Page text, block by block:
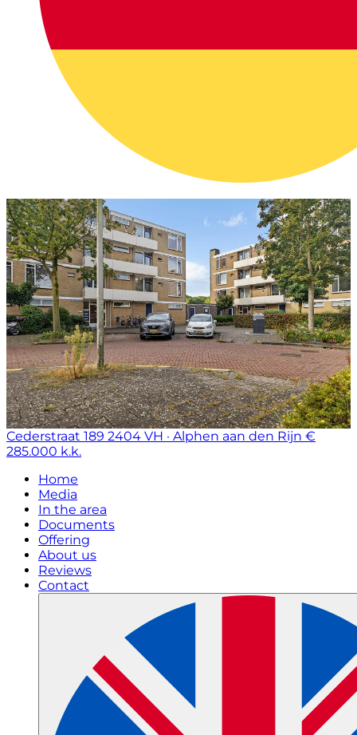
Cederstraat 189 2404 VH · Alphen aan den Rijn €
285.000 k.k.
Home
Media
In the area
Documents
Offering
About us
Reviews
Contact